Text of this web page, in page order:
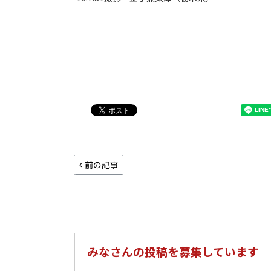
前の記事
みなさんの投稿を募集しています